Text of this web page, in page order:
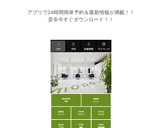
​アプリで24時間簡単予約＆最新情報が満載！！
是非今すぐダウンロード！！